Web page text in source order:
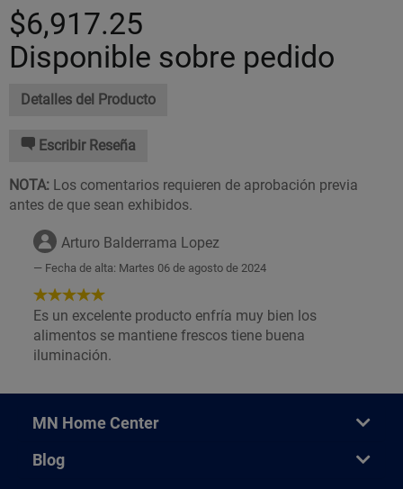
$6,917.25
Disponible sobre pedido
Detalles del Producto
Escribir Reseña
NOTA: Los comentarios requieren de aprobación previa
antes de que sean exhibidos.
Arturo Balderrama Lopez
Fecha de alta: Martes 06 de agosto de 2024
5
de
5
Estrellas!
Es un excelente producto enfría muy bien los
alimentos se mantiene frescos tiene buena
iluminación.
MN Home Center
Blog